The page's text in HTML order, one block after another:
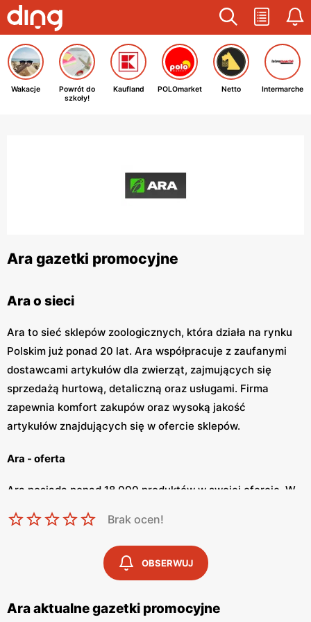
Wakacje
Powrót do
szkoły!
Kaufland POLOmarket Netto Intermarche
Ara gazetki promocyjne
Ara o sieci
Ara to sieć sklepów zoologicznych, która działa na rynku
Polskim już ponad 20 lat. Ara współpracuje z zaufanymi
dostawcami artykułów dla zwierząt, zajmujących się
sprzedażą hurtową, detaliczną oraz usługami. Firma
zapewnia komfort zakupów oraz wysoką jakość
artykułów znajdujących się w ofercie sklepów.
Ara - oferta
Ara posiada ponad 18 000 produktów w swojej ofercie. W
sklepie znajdują się artykuły dla psów, kotów, gryzoni,
gadów, płazów oraz akwariów. Firma na bieżąco
aktualizuje ofertę, aby zapewnić swoim klientom
najlepsze produkty według najwyższych standardów
jakości oraz obowiązujących się trendów. Ara umożliwia
zakup przez internet oraz konsultacje na temat
Brak ocen!
OBSERWUJ
Ara aktualne gazetki promocyjne